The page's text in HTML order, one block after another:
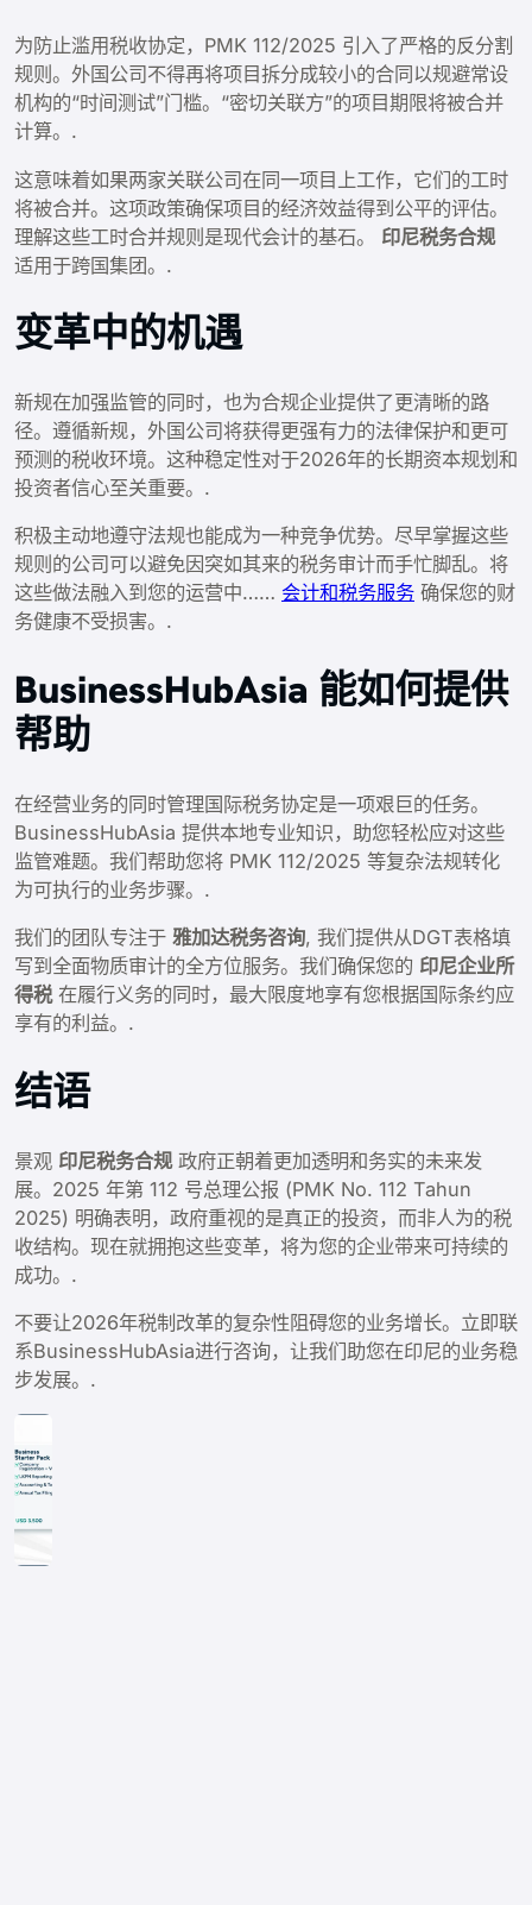
为防止滥用税收协定，PMK 112/2025 引入了严格的反分割
规则。外国公司不得再将项目拆分成较小的合同以规避常设
机构的“时间测试”门槛。“密切关联方”的项目期限将被合并
计算。.
这意味着如果两家关联公司在同一项目上工作，它们的工时
将被合并。这项政策确保项目的经济效益得到公平的评估。
理解这些工时合并规则是现代会计的基石。 印尼税务合规
适用于跨国集团。.
变革中的机遇
新规在加强监管的同时，也为合规企业提供了更清晰的路
径。遵循新规，外国公司将获得更强有力的法律保护和更可
预测的税收环境。这种稳定性对于2026年的长期资本规划和
投资者信心至关重要。.
积极主动地遵守法规也能成为一种竞争优势。尽早掌握这些
规则的公司可以避免因突如其来的税务审计而手忙脚乱。将
这些做法融入到您的运营中…… 会计和税务服务 确保您的财
务健康不受损害。.
BusinessHubAsia 能如何提供
帮助
在经营业务的同时管理国际税务协定是一项艰巨的任务。
BusinessHubAsia 提供本地专业知识，助您轻松应对这些
监管难题。我们帮助您将 PMK 112/2025 等复杂法规转化
为可执行的业务步骤。.
我们的团队专注于 雅加达税务咨询, 我们提供从DGT表格填
写到全面物质审计的全方位服务。我们确保您的 印尼企业所
得税在履行义务的同时，最大限度地享有您根据国际条约应
享有的利益。.
结语
景观 印尼税务合规政府正朝着更加透明和务实的未来发
展。2025 年第 112 号总理公报 (PMK No. 112 Tahun
2025) 明确表明，政府重视的是真正的投资，而非人为的税
收结构。现在就拥抱这些变革，将为您的企业带来可持续的
成功。.
不要让2026年税制改革的复杂性阻碍您的业务增长。立即联
系BusinessHubAsia进行咨询，让我们助您在印尼的业务稳
步发展。.